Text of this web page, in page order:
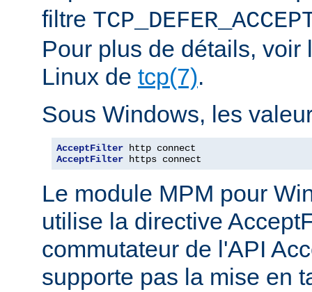
filtre
Pour plus de détails, voir
Linux de tcp(7).
Sous Windows, les
AcceptFilter
AcceptFilter https connect
Le module MPM pour
utilise la directive
commutateur de l'API
supporte pas la mise en